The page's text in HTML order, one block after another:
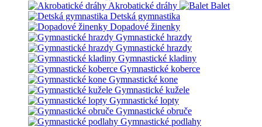
Akrobatické dráhy
Balet
Detská gymnastika
Dopadové žinenky
Gymnastické hrazdy
Gymnastické hrazdy
Gymnastické kladiny
Gymnastické koberce
Gymnastické kone
Gymnastické kužele
Gymnastické lopty
Gymnastické obruče
Gymnastické podlahy